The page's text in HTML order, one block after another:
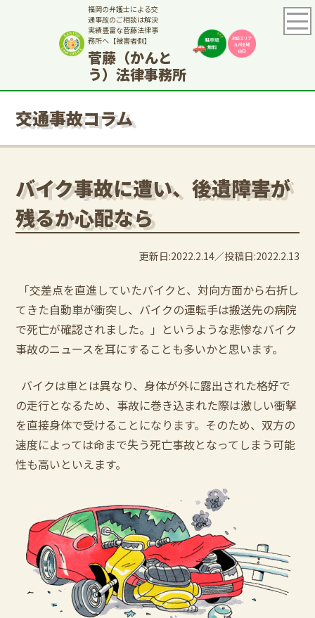
福岡の弁護士による交
通事故のご相談は解決
実績豊富な菅藤法律事
務所へ【被害者側】
菅藤（かんと
う）法律事務所
交通事故コラム
バイク事故に遭い、後遺障害が
残るか心配なら
更新日:2022.2.14 投稿日:2022.2.13
「交差点を直進していたバイクと、対向方面から右折し
てきた自動車が衝突し、バイクの運転手は搬送先の病院
で死亡が確認されました。」というような悲惨なバイク
事故のニュースを耳にすることも多いかと思います。
バイクは車とは異なり、身体が外に露出された格好で
の走行となるため、事故に巻き込まれた際は激しい衝撃
を直接身体で受けることになります。そのため、双方の
速度によっては命まで失う死亡事故となってしまう可能
性も高いといえます。